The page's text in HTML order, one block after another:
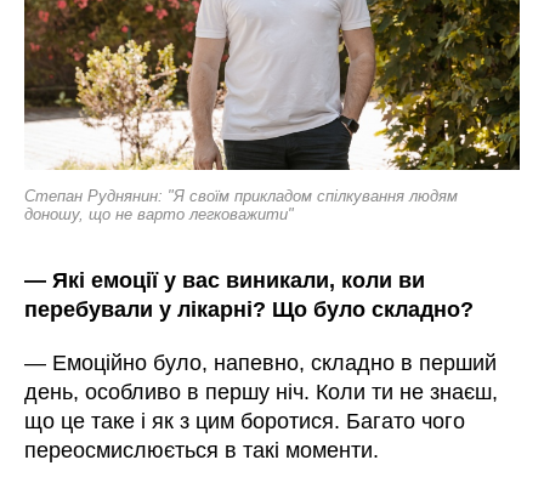
Степан Руднянин: "Я своїм прикладом спілкування людям
доношу, що не варто легковажити"
— Які емоції у вас виникали, коли ви
перебували у лікарні? Що було складно?
— Емоційно було, напевно, складно в перший
день, особливо в першу ніч. Коли ти не знаєш,
що це таке і як з цим боротися. Багато чого
переосмислюється в такі моменти.